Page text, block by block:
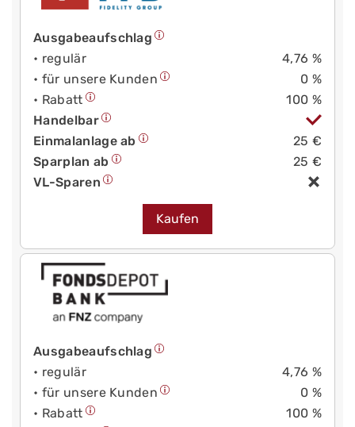
Ausgabeaufschlag
• regulär
4,76 %
• für unsere Kunden
0 %
• Rabatt
100 %
Handelbar
Einmalanlage ab
25 €
Sparplan ab
25 €
VL-Sparen
Kaufen
Ausgabeaufschlag
• regulär
4,76 %
• für unsere Kunden
0 %
• Rabatt
100 %